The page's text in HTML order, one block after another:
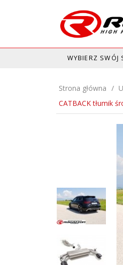
WYBIERZ SWÓJ
Strona główna
CATBACK tłumik